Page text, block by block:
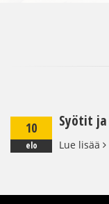
10
elo
Syötit
Lue lisää